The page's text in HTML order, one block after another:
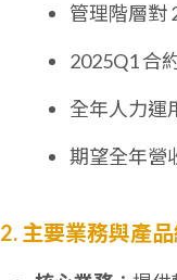
管理階層對
2025Q1 合
全年人力運
期望全年營
2. 主要業務與產